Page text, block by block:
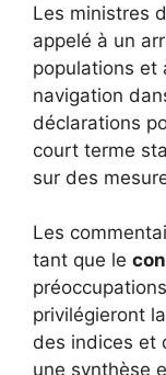
Les ministres
appelé à un
populations et
navigation
déclarations
court terme
sur des
Les
tant que le
privilégieront
des indices et
une synthèse